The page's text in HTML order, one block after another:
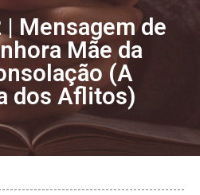
Mensagem de
Mãe da
(A
dos Aflitos)